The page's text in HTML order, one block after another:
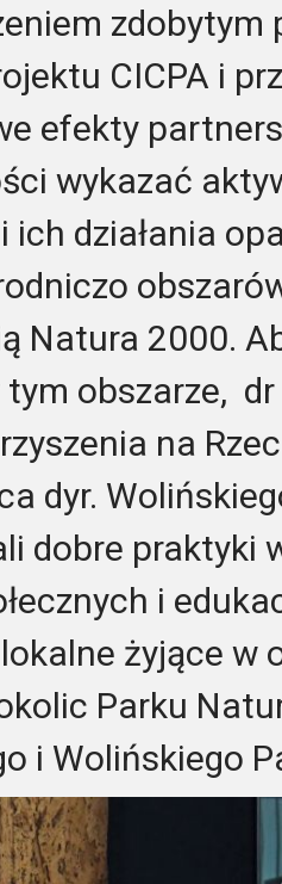
CICPA i
efekty
wykazać
ich działania
Natura 2000.
tym obszarze,
na
dyr.
dobre praktyki
i
żyjące w
Parku
i Wolińskiego